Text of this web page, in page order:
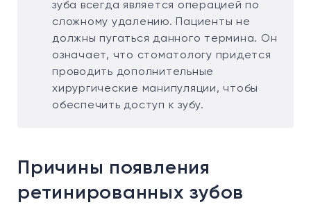
зуба всегда является операцией по
сложному удалению. Пациенты не
должны пугаться данного термина. Он
означает, что стоматологу придется
проводить дополнительные
хирургические манипуляции, чтобы
обеспечить доступ к зубу.
Причины появления
ретинированных зубов